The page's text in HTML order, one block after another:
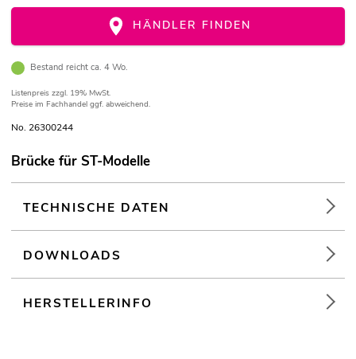
HÄNDLER FINDEN
Bestand reicht ca. 4 Wo.
Listenpreis zzgl. 19% MwSt.
Preise im Fachhandel ggf. abweichend.
No. 26300244
Brücke für ST-Modelle
TECHNISCHE DATEN
DOWNLOADS
HERSTELLERINFO